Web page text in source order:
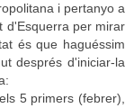
i pertanyo a
d'Esquerra per mirar
és que haguéssim
després d'iniciar-la
5 primers (febrer),